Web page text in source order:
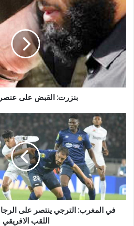
بنزرت: القبض على
في المغرب: الترجي ينتصر على
اللقب الافريقي